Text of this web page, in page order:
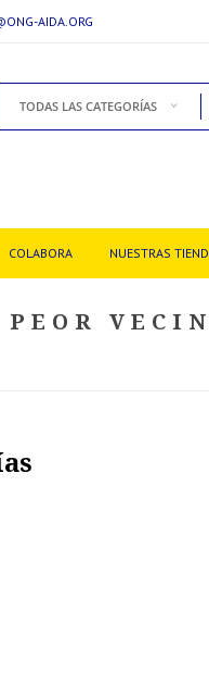
AIDA.ORG
TODAS LAS CATEGORÍAS
COLABORA NUESTRAS
PEOR